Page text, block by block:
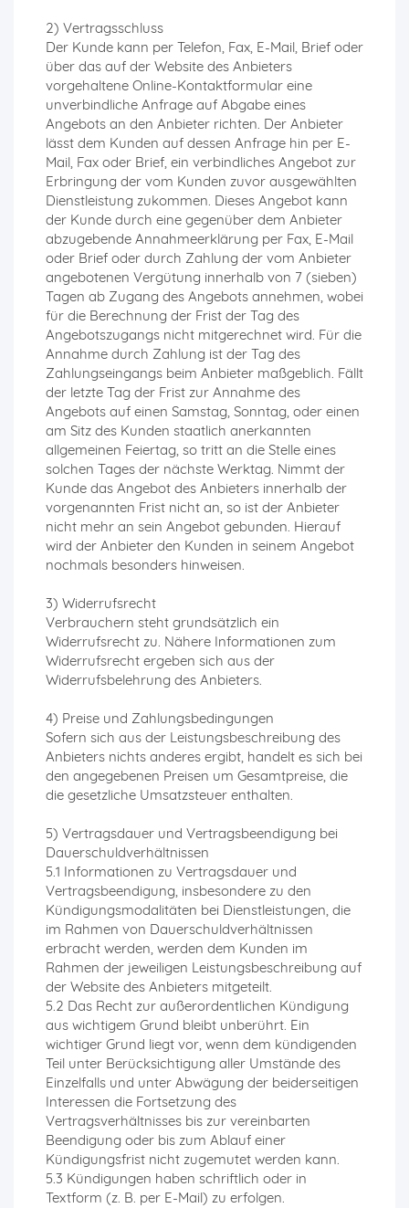
2) Vertragsschluss
Der Kunde kann per Telefon, Fax, E-Mail, Brief oder
über das auf der Website des Anbieters
vorgehaltene Online-Kontaktformular eine
unverbindliche Anfrage auf Abgabe eines
Angebots an den Anbieter richten. Der Anbieter
lässt dem Kunden auf dessen Anfrage hin per E-
Mail, Fax oder Brief, ein verbindliches Angebot zur
Erbringung der vom Kunden zuvor ausgewählten
Dienstleistung zukommen. Dieses Angebot kann
der Kunde durch eine gegenüber dem Anbieter
abzugebende Annahmeerklärung per Fax, E-Mail
oder Brief oder durch Zahlung der vom Anbieter
angebotenen Vergütung innerhalb von 7 (sieben)
Tagen ab Zugang des Angebots annehmen, wobei
für die Berechnung der Frist der Tag des
Angebotszugangs nicht mitgerechnet wird. Für die
Annahme durch Zahlung ist der Tag des
Zahlungseingangs beim Anbieter maßgeblich. Fällt
der letzte Tag der Frist zur Annahme des
Angebots auf einen Samstag, Sonntag, oder einen
am Sitz des Kunden staatlich anerkannten
allgemeinen Feiertag, so tritt an die Stelle eines
solchen Tages der nächste Werktag. Nimmt der
Kunde das Angebot des Anbieters innerhalb der
vorgenannten Frist nicht an, so ist der Anbieter
nicht mehr an sein Angebot gebunden. Hierauf
wird der Anbieter den Kunden in seinem Angebot
nochmals besonders hinweisen.
3) Widerrufsrecht
Verbrauchern steht grundsätzlich ein
Widerrufsrecht zu. Nähere Informationen zum
Widerrufsrecht ergeben sich aus der
Widerrufsbelehrung des Anbieters.
4) Preise und Zahlungsbedingungen
Sofern sich aus der Leistungsbeschreibung des
Anbieters nichts anderes ergibt, handelt es sich bei
den angegebenen Preisen um Gesamtpreise, die
die gesetzliche Umsatzsteuer enthalten.
5) Vertragsdauer und Vertragsbeendigung bei
Dauerschuldverhältnissen
5.1 Informationen zu Vertragsdauer und
Vertragsbeendigung, insbesondere zu den
Kündigungsmodalitäten bei Dienstleistungen, die
im Rahmen von Dauerschuldverhältnissen
erbracht werden, werden dem Kunden im
Rahmen der jeweiligen Leistungsbeschreibung auf
der Website des Anbieters mitgeteilt.
5.2 Das Recht zur außerordentlichen Kündigung
aus wichtigem Grund bleibt unberührt. Ein
wichtiger Grund liegt vor, wenn dem kündigenden
Teil unter Berücksichtigung aller Umstände des
Einzelfalls und unter Abwägung der beiderseitigen
Interessen die Fortsetzung des
Vertragsverhältnisses bis zur vereinbarten
Beendigung oder bis zum Ablauf einer
Kündigungsfrist nicht zugemutet werden kann.
5.3 Kündigungen haben schriftlich oder in
Textform (z. B. per E-Mail) zu erfolgen.